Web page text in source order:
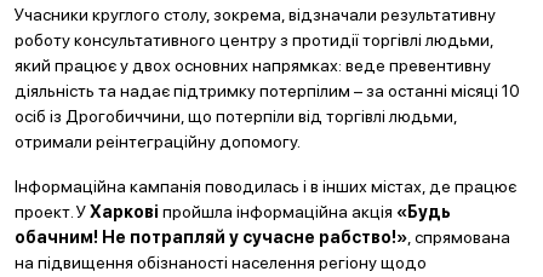
Учасники круглого столу, зокрема, відзначали результативну
роботу консультативного центру з протидії торгівлі людьми,
який працює у двох основних напрямках: веде превентивну
діяльність та надає підтримку потерпілим – за останні місяці 10
осіб із Дрогобиччини, що потерпіли від торгівлі людьми,
отримали реінтеграційну допомогу.
Інформаційна кампанія поводилась і в інших містах, де працює
проект. УХаркові пройшла інформаційна акція «Будь
обачним! Не потрапляй у сучасне рабство!» , спрямована
на підвищення обізнаності населення регіону щодо